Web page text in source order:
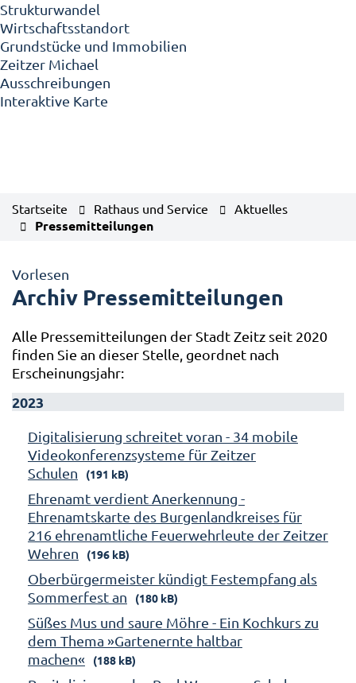
Strukturwandel
Wirtschaftsstandort
Grundstücke und Immobilien
Zeitzer Michael
Ausschreibungen
Interaktive Karte
Startseite Rathaus und Service Aktuelles
Pressemitteilungen
Vorlesen
Archiv Pressemitteilungen
Alle Pressemitteilungen der Stadt Zeitz seit 2020
finden Sie an dieser Stelle, geordnet nach
Erscheinungsjahr:
2023
Digitalisierung schreitet voran - 34 mobile
Videokonferenzsysteme für Zeitzer
Schulen
(191 kB)
Ehrenamt verdient Anerkennung -
Ehrenamtskarte des Burgenlandkreises für
216 ehrenamtliche Feuerwehrleute der Zeitzer
Wehren
(196 kB)
Oberbürgermeister kündigt Festempfang als
Sommerfest an
(180 kB)
Süßes Mus und saure Möhre - Ein Kochkurs zu
dem Thema »Gartenernte haltbar
machen«
(188 kB)